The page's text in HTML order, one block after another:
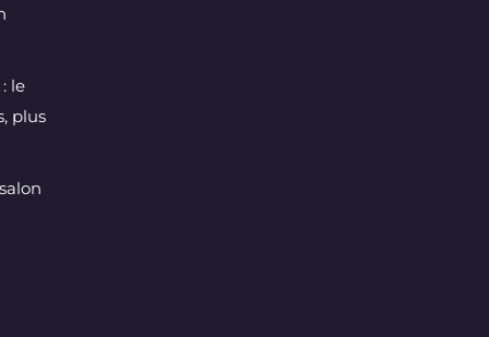
le
plus